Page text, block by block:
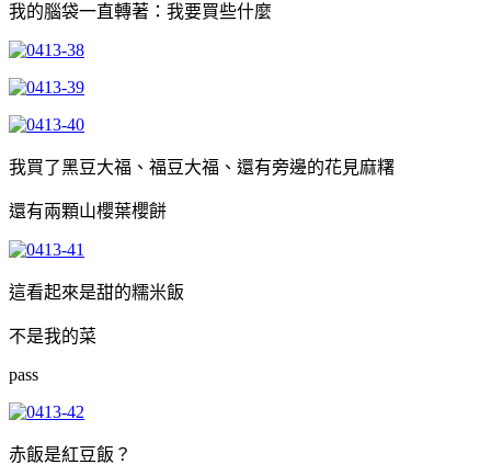
我的腦袋一直轉著：我要買些什麼
我買了黑豆大福、福豆大福、還有旁邊的花見麻糬
還有兩顆山櫻葉櫻餅
這看起來是甜的糯米飯
不是我的菜
pass
赤飯是紅豆飯？